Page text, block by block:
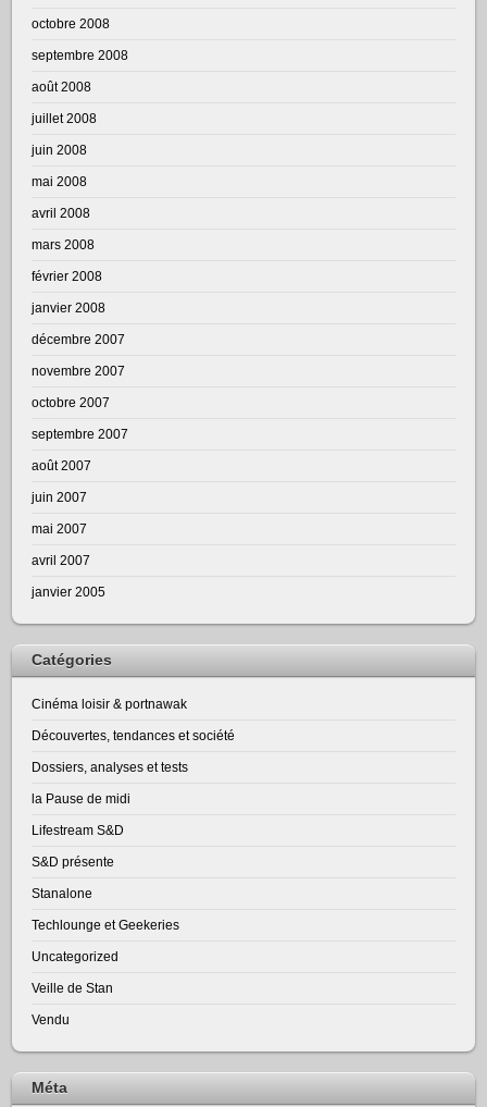
octobre 2008
septembre 2008
août 2008
juillet 2008
juin 2008
mai 2008
avril 2008
mars 2008
février 2008
janvier 2008
décembre 2007
novembre 2007
octobre 2007
septembre 2007
août 2007
juin 2007
mai 2007
avril 2007
janvier 2005
Catégories
Cinéma loisir & portnawak
Découvertes, tendances et société
Dossiers, analyses et tests
la Pause de midi
Lifestream S&D
S&D présente
Stanalone
Techlounge et Geekeries
Uncategorized
Veille de Stan
Vendu
Méta